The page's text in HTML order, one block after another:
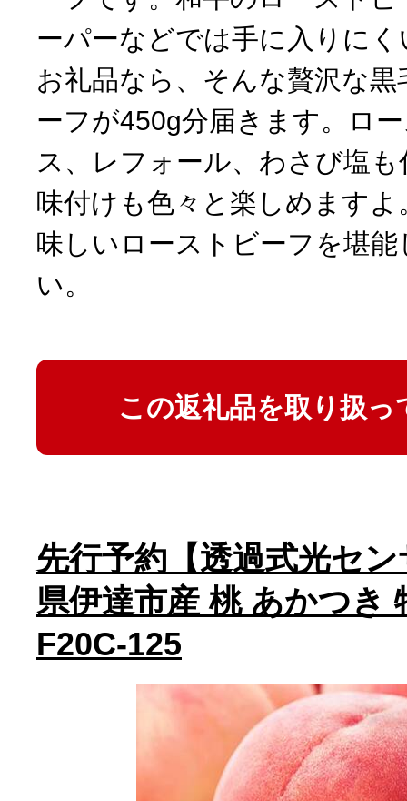
ーパーなどでは手に入りに
お礼品なら、そんな贅沢な
ーフが450g分届きます。ロ
ス、レフォール、わさび塩
味付けも色々と楽しめます
味しいローストビーフを堪
い。
この返礼品を取り扱っ
先行予約【透過式光セ
県伊達市産 桃 あかつき
F20C-125